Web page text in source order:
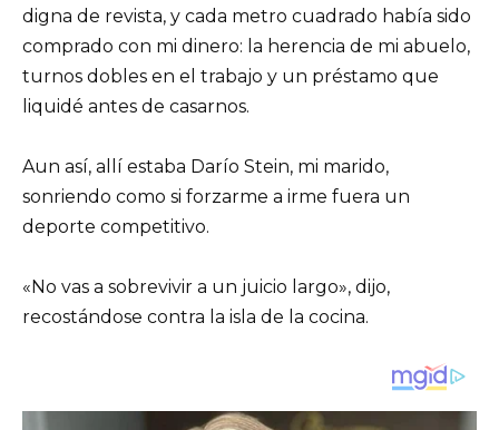
digna de revista, y cada metro cuadrado había sido
comprado con mi dinero: la herencia de mi abuelo,
turnos dobles en el trabajo y un préstamo que
liquidé antes de casarnos.
Aun así, allí estaba Darío Stein, mi marido,
sonriendo como si forzarme a irme fuera un
deporte competitivo.
«No vas a sobrevivir a un juicio largo», dijo,
recostándose contra la isla de la cocina.